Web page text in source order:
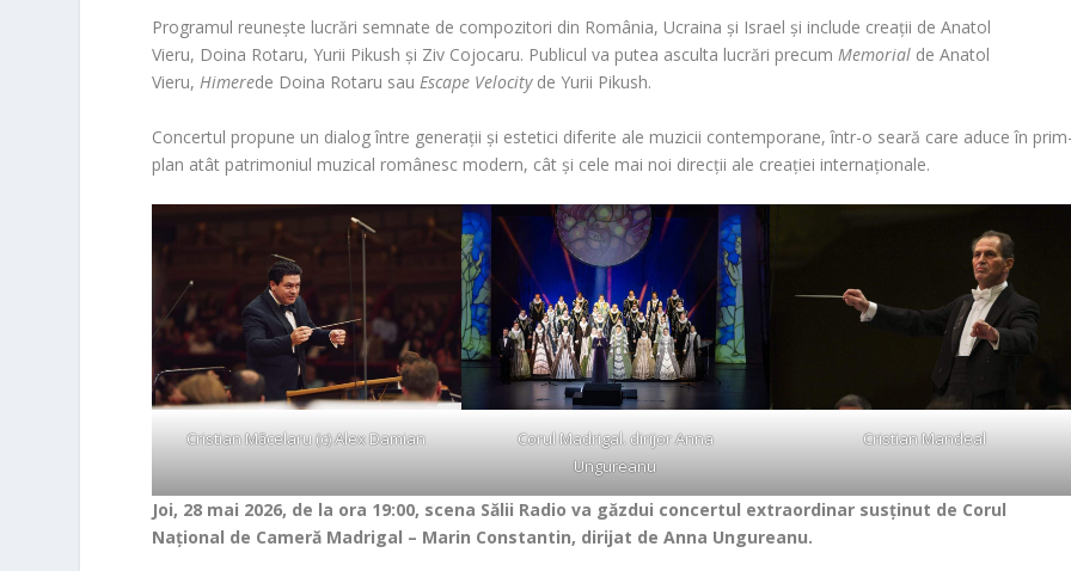
Programul reunește lucrări semnate de compozitori din România, Ucraina și Israel și include creații de Anatol
Vieru, Doina Rotaru, Yurii Pikush și Ziv Cojocaru. Publicul va putea asculta lucrări precumMemorial de Anatol
Vieru,Himerede Doina Rotaru sauEscape Velocityde Yurii Pikush.
Concertul propune un dialog între generații și estetici diferite ale muzicii contemporane, într-o seară care aduce în
plan atât patrimoniul muzical românesc modern, cât și cele mai noi direcții ale creației internaționale.
Cristian Măcelaru (c) Alex Damian
Corul Madrigal. dirijor Anna
Ungureanu
Cristian Mandeal
Joi, 28 mai 2026, de la ora 19:00, scena Sălii Radio va găzdui concertul extraordinar susținut de Corul
Național de Cameră Madrigal – Marin Constantin, dirijat de Anna Ungureanu.